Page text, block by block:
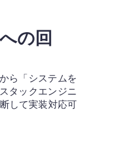
の回
ら「システムを
タックエンジニ
して実装対応可